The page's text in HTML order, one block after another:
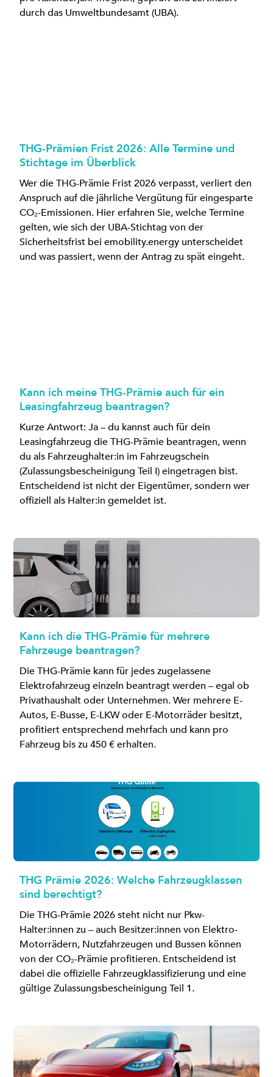
durch das Umweltbundesamt (UBA).
THG-Prämien Frist 2026: Alle Termine und
Stichtage im Überblick
Wer die THG-Prämie Frist 2026 verpasst, verliert den
Anspruch auf die jährliche Vergütung für eingesparte
CO₂-Emissionen. Hier erfahren Sie, welche Termine
gelten, wie sich der UBA-Stichtag von der
Sicherheitsfrist bei emobility.energy unterscheidet
und was passiert, wenn der Antrag zu spät eingeht.
Kann ich meine THG-Prämie auch für ein
Leasingfahrzeug beantragen?
Kurze Antwort: Ja – du kannst auch für dein
Leasingfahrzeug die THG-Prämie beantragen, wenn
du als Fahrzeughalter:in im Fahrzeugschein
(Zulassungsbescheinigung Teil I) eingetragen bist.
Entscheidend ist nicht der Eigentümer, sondern wer
offiziell als Halter:in gemeldet ist.
Kann ich die THG-Prämie für mehrere
Fahrzeuge beantragen?
Die THG-Prämie kann für jedes zugelassene
Elektrofahrzeug einzeln beantragt werden – egal ob
Privathaushalt oder Unternehmen. Wer mehrere E-
Autos, E-Busse, E-LKW oder E-Motorräder besitzt,
profitiert entsprechend mehrfach und kann pro
Fahrzeug bis zu 450 € erhalten.
THG Prämie 2026: Welche Fahrzeugklassen
sind berechtigt?
Die THG-Prämie 2026 steht nicht nur Pkw-
Halter:innen zu – auch Besitzer:innen von Elektro-
Motorrädern, Nutzfahrzeugen und Bussen können
von der CO₂-Prämie profitieren. Entscheidend ist
dabei die offizielle Fahrzeugklassifizierung und eine
gültige Zulassungsbescheinigung Teil 1.